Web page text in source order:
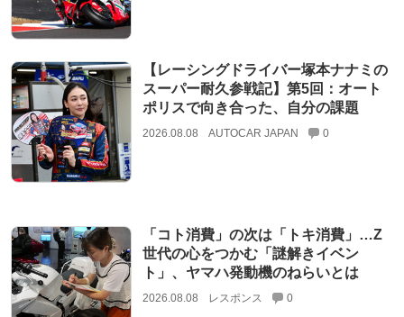
【レーシングドライバー塚本ナナミの
スーパー耐久参戦記】第5回：オート
ポリスで向き合った、自分の課題
2026.08.08 AUTOCAR JAPAN 0
「コト消費」の次は「トキ消費」…Z
世代の心をつかむ「謎解きイベン
ト」、ヤマハ発動機のねらいとは
2026.08.08 レスポンス 0